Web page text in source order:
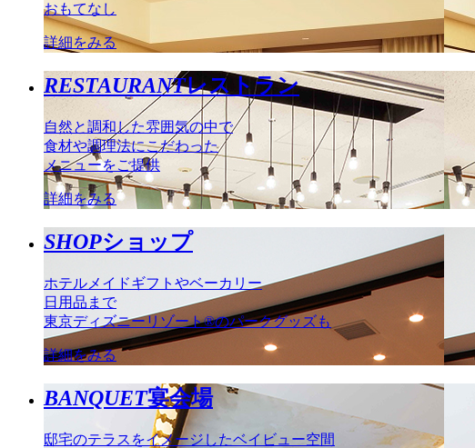
おもてなし
詳細をみる
RESTAURANTレストラン
自然と調和した雰囲気の中で
食材や調理法にこだわった
メニューをご提供
詳細をみる
SHOPショップ
ホテルメイドギフトやベーカリー
日用品まで
東京ディズニーリゾート®のパークグッズも
詳細をみる
BANQUET宴会場
邸宅のテラスをイメージしたベイビュー空間